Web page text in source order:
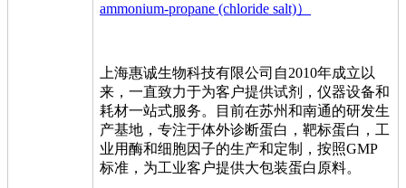
ammonium-propane (chloride salt)）
上海惠诚生物科技有限公司自2010年成立以
来，一直致力于为客户提供试剂，仪器设备和
耗材一站式服务。目前在苏州和南通的研发生
产基地，专注于体外诊断蛋白，靶标蛋白，工
业用酶和细胞因子的生产和定制，按照GMP
标准，为工业客户提供大包装蛋白原料。